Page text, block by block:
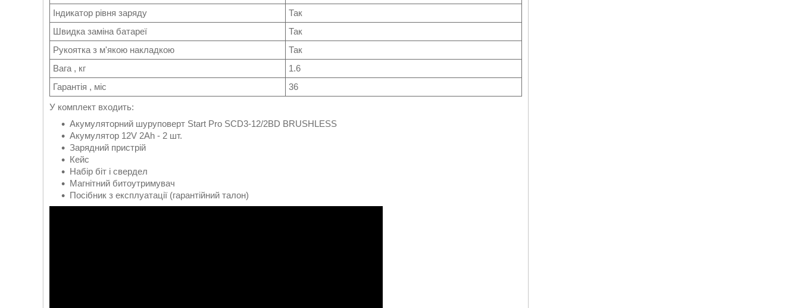
Індикатор рівня заряду
Так
Швидка заміна батареї
Так
Рукоятка з м'якою накладкою
Так
Вага , кг
1.6
Гарантія , міс
36
У комплект входить:
Акумуляторний шуруповерт Start Pro SCD3-12/2BD BRUSHLESS
Акумулятор 12V 2Ah - 2 шт.
Зарядний пристрій
Кейс
Набір біт і свердел
Магнітний битоутримувач
Посібник з експлуатації (гарантійний талон)